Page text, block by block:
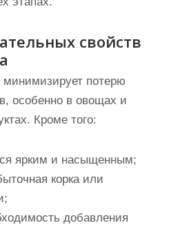
свойств
минимизирует потерю
особенно в овощах и
Кроме того:
ярким и насыщенным;
корка или
добавления